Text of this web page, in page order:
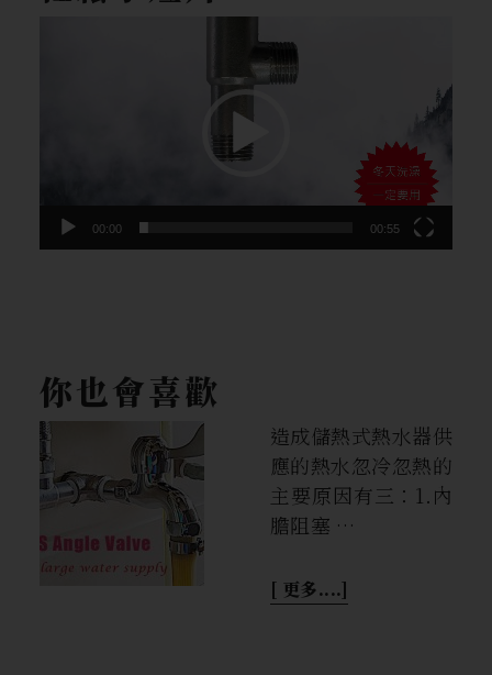
00:00 00:55
你也會喜歡
造成儲熱式熱水器供
應的熱水忽冷忽熱的
主要原因有三：1.內
膽阻塞 …
[ 更多....]